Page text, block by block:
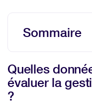
Sommaire
gestion des
Liste des
Quelles
évaluer la
?